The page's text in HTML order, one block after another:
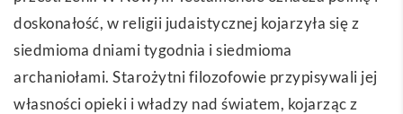
doskonałość, w religii judaistycznej kojarzyła się z
siedmioma dniami tygodnia i siedmioma
archaniołami. Starożytni filozofowie przypisywali jej
własności opieki i władzy nad światem, kojarząc z